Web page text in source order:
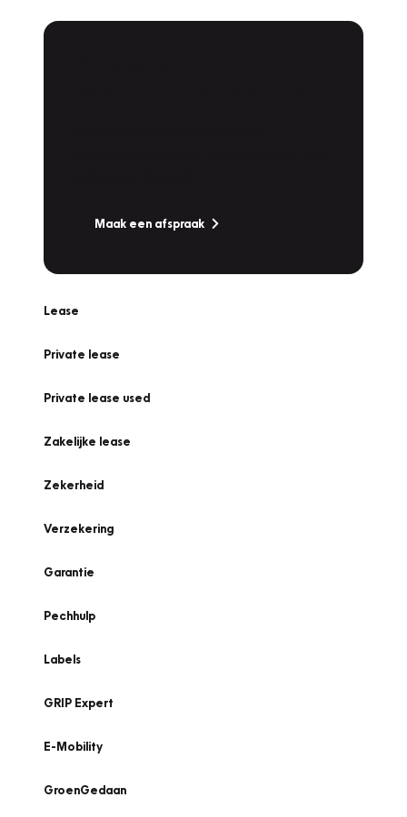
Maak een afspraak
Lease
Private lease
Private lease used
Zakelijke lease
Zekerheid
Verzekering
Garantie
Pechhulp
Labels
GRIP Expert
E-Mobility
GroenGedaan